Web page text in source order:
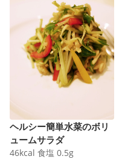
ヘルシー簡単水菜のボリ
ュームサラダ
46kcal 食塩 0.5g